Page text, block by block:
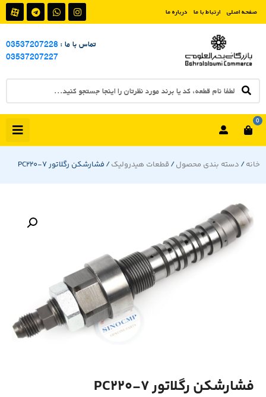
صفحه اصلی ارتباط با ما درباره ما
تماس با ما : 03537207228
03537207227
0
خانه/ دسته بندی محصول/ قطعات هیدرولیک/ فشارشکن رگلاتور PC220-7
فشارشکن رگلاتور PC220-7